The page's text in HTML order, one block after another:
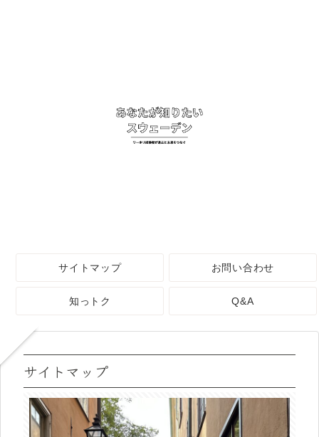
サイトマップ お問い合わせ
知っトク Q&A
サイトマップ